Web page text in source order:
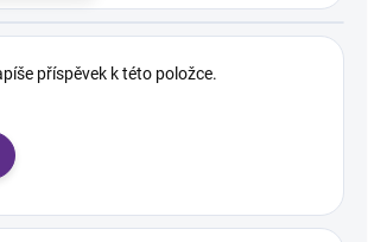
příspěvek k této položce.